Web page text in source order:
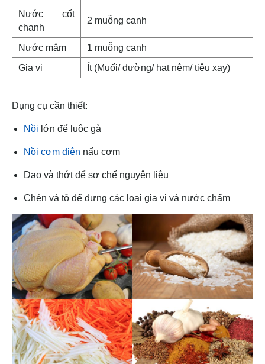
Nước cốt
chanh
2 muỗng canh
Nước mắm
1 muỗng canh
Gia vị
Ít (Muối/ đường/ hạt nêm/ tiêu xay)
Dụng cụ cần thiết:
Nồi lớn để luộc gà
Nồi cơm điện nấu cơm
Dao và thớt để sơ chế nguyên liệu
Chén và tô để đựng các loại gia vị và nước chấm